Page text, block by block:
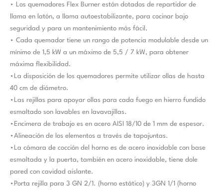
• Los quemadores Flex Burner están dotados de repartidor de
llama en latón, a llama autoestabilizante, para cocinar bajo
seguridad y para un mantenimiento más fácil.
• Cada quemador tiene un rango de potencia modulable desde un
mínimo de 1,5 kW a un máximo de 5,5 / 7 kW, para obtener
máxima flexibilidad.
•La disposición de los quemadores permite utilizar ollas de hasta
40 cm de diámetro.
•Las rejillas para apoyar ollas para cada fuego en hierro fundido
esmaltado son lavables en lavavajillas.
•Encimera de trabajo es en acero AISI 18/10 de 1 mm de espesor.
•Alineación de los elementos a través de tapajuntas.
•La cámara de cocción del horno es de acero inoxidable con base
esmaltada y la puerta, también en acero inoxidable, tiene dole
pared con cavidad aislante.
•Porta rejilla para 3 GN 2/1. (horno estático) y 3GN 1/1 (horno